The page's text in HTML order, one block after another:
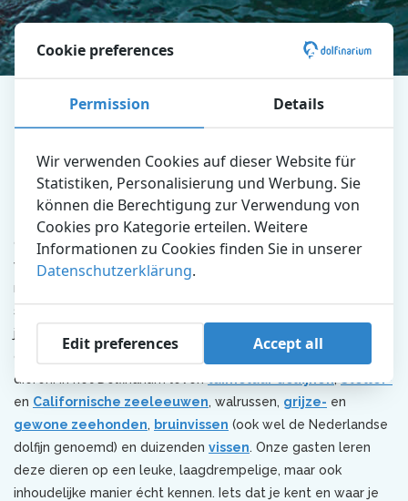
Dolfinarium Entdecken Sie den Park
Ausbildung
Natuurbehoud
Tegenwoordig zijn er heel veel bedreigingen voor dieren en
de natuur. Daarom is het belangrijk dat de mens bewust
wordt van de bescherming van de natuur. Het Dolfinarium
maakt mensen bewust hoe we de dieren en de natuur in
stand kunnen houden. Maar wat betekent dat eigenlijk? Per
jaar bezoeken miljoenen Nederlanders één of meerdere
dierentuinen en maken daar kennis met de meest bijzondere
dieren. In het Dolfinarium leven
Steller-
en Californische zeeleeuwen, walrussen, grijze- en
gewone zeehonden, bruinvissen (ook wel de Nederlandse
dolfijn genoemd) en duizenden vissen. Onze gasten leren
deze dieren op een leuke, laagdrempelige, maar ook
inhoudelijke manier écht kennen. Iets dat je kent en waar je
Cookie preferences
Permission Details
Wir verwenden Cookies auf dieser Website für
Statistiken, Personalisierung und Werbung. Sie
können die Berechtigung zur Verwendung von
Cookies pro Kategorie erteilen. Weitere
Informationen zu Cookies finden Sie in unserer
Datenschutzerklärung.
Edit preferences Accept all